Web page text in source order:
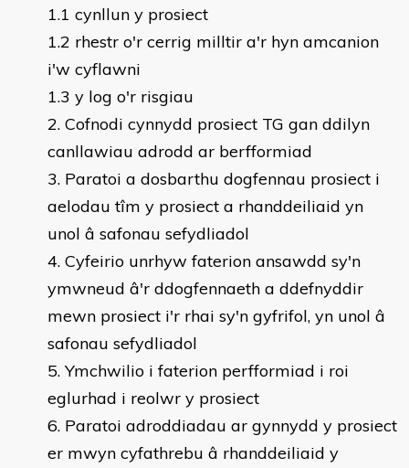
1.1 cynllun y prosiect
1.2 rhestr o'r cerrig milltir a'r hyn amcanion
i'w cyflawni
1.3 y log o'r risgiau
Cofnodi cynnydd prosiect TG gan ddilyn
canllawiau adrodd ar berfformiad
Paratoi a dosbarthu dogfennau prosiect i
aelodau tîm y prosiect a rhanddeiliaid yn
unol â safonau sefydliadol
Cyfeirio unrhyw faterion ansawdd sy'n
ymwneud â'r ddogfennaeth a ddefnyddir
mewn prosiect i'r rhai sy'n gyfrifol, yn unol â
safonau sefydliadol
Ymchwilio i faterion perfformiad i roi
eglurhad i reolwr y prosiect
Paratoi adroddiadau ar gynnydd y prosiect
er mwyn cyfathrebu â rhanddeiliaid y